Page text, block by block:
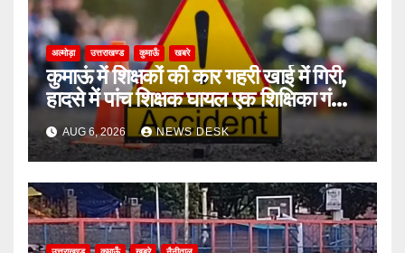
अल्मोड़ा उत्तराखण्ड कुमाऊँ खबरे
कुमाऊं में शिक्षकों की कार गहरी खाई में गिरी,
हादसे में पांच शिक्षक घायल एक शिक्षिका गंभीर
घायल
AUG 6, 2026 NEWS DESK